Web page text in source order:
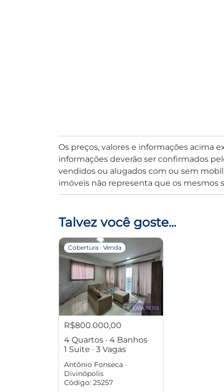
Os preços, valores e informações acima
informações deverão ser confirmados
vendidos ou alugados com ou sem
imóveis não representa que os mesmos
Talvez você goste...
Cobertura · Venda
R$800.000,00
4 Quartos · 4 Banhos
1 Suite · 3 Vagas
Antônio Fonseca ·
Divinópolis
Código: 25257